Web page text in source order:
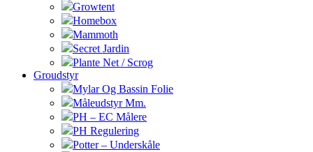
Growtent
Homebox
Mammoth
Secret Jardin
Plante Net / Scrog
Groudstyr
Mylar Og Bassin Folie
Måleudstyr Mm.
PH – EC Målere
PH Regulering
Potter – Underskåle